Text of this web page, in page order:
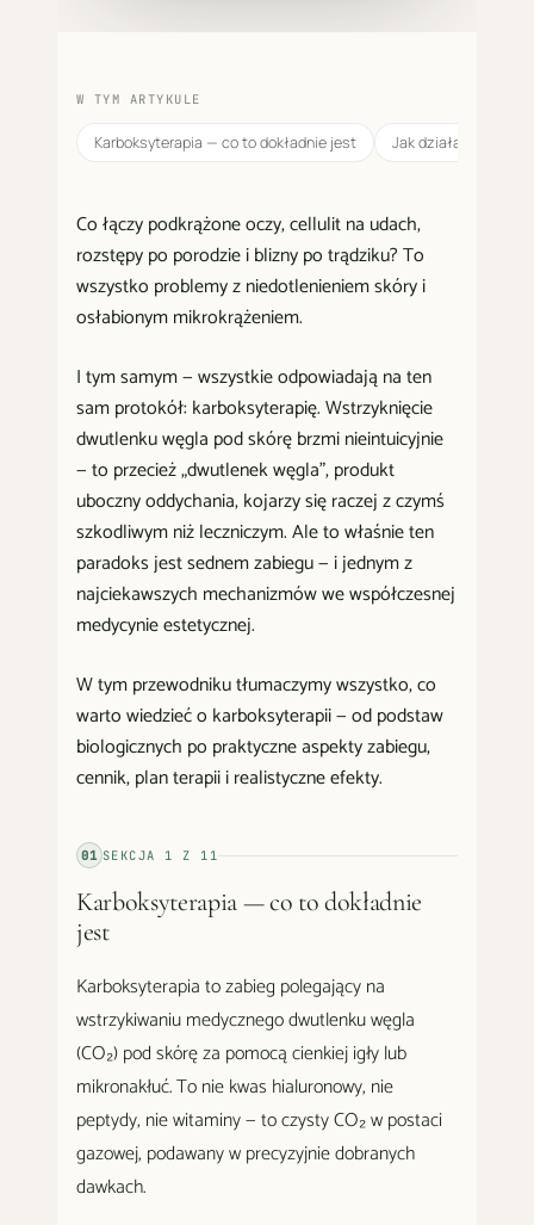
W TYM ARTYKULE
Karboksyterapia — co to dokładnie jest Jak działa CO2
Co łączy podkrążone oczy, cellulit na udach,
rozstępy po porodzie i blizny po trądziku? To
wszystko problemy z niedotlenieniem skóry i
osłabionym mikrokrążeniem.
I tym samym — wszystkie odpowiadają na ten
sam protokół: karboksyterapię. Wstrzyknięcie
dwutlenku węgla pod skórę brzmi nieintuicyjnie
— to przecież „dwutlenek węgla", produkt
uboczny oddychania, kojarzy się raczej z czymś
szkodliwym niż leczniczym. Ale to właśnie ten
paradoks jest sednem zabiegu — i jednym z
najciekawszych mechanizmów we współczesnej
medycynie estetycznej.
W tym przewodniku tłumaczymy wszystko, co
warto wiedzieć o karboksyterapii — od podstaw
biologicznych po praktyczne aspekty zabiegu,
cennik, plan terapii i realistyczne efekty.
01 SEKCJA 1 Z 11
Karboksyterapia — co to dokładnie
jest
Karboksyterapia to zabieg polegający na
wstrzykiwaniu medycznego dwutlenku węgla
(CO₂) pod skórę za pomocą cienkiej igły lub
mikronakłuć. To nie kwas hialuronowy, nie
peptydy, nie witaminy — to czysty CO₂ w postaci
gazowej, podawany w precyzyjnie dobranych
dawkach.